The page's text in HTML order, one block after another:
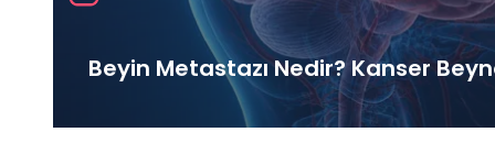
Beyin Metastazı Nedir? Kanser